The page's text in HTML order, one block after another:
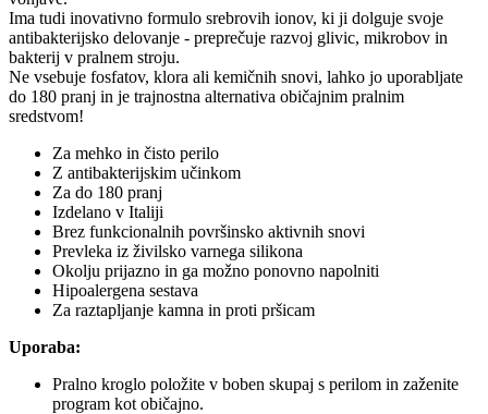
Ima tudi inovativno formulo srebrovih ionov, ki ji dolguje svoje
antibakterijsko delovanje - preprečuje razvoj glivic, mikrobov in
bakterij v pralnem stroju.
Ne vsebuje fosfatov, klora ali kemičnih snovi, lahko jo uporabljate
do 180 pranj in je trajnostna alternativa običajnim pralnim
sredstvom!
Za mehko in čisto perilo
Z antibakterijskim učinkom
Za do 180 pranj
Izdelano v Italiji
Brez funkcionalnih površinsko aktivnih snovi
Prevleka iz živilsko varnega silikona
Okolju prijazno in ga možno ponovno napolniti
Hipoalergena sestava
Za raztapljanje kamna in proti pršicam
Uporaba:
Pralno kroglo položite v boben skupaj s perilom in zaženite
program kot običajno.